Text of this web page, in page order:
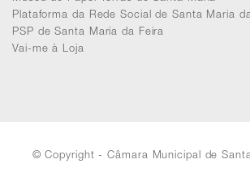
Plataforma da Rede Social de Santa Maria
PSP de Santa Maria da Feira
Vai-me à Loja
© Copyright - Câmara Municipal de